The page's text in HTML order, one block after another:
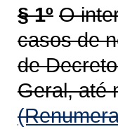
§ 1º O
casos de
de
Geral, até